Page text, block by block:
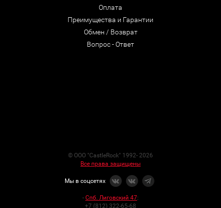
Оплата
Преимущества и Гарантии
Обмен / Возврат
Вопрос - Ответ
© ООО "CastleRock" 1992- 2026
Все права защищены
Мы в соцсетях
- Спб. Лиговский 47:
+7 (812) 322-65-68